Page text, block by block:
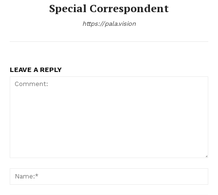
Special Correspondent
https://pala.vision
LEAVE A REPLY